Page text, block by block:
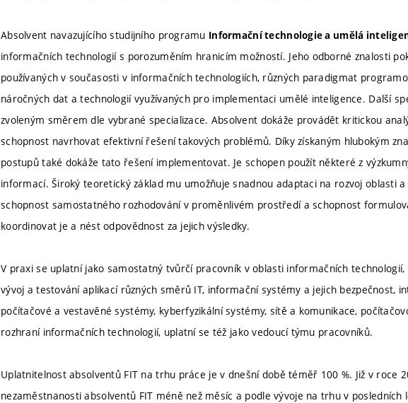
Absolvent navazujícího studijního programu Informační technologie a umělá
informačních technologií s porozuměním hranicím možností. Jeho odborné znalosti
používaných v současosti v informačních technologiích, různých paradigmat
náročných dat a technologií využívaných pro implementaci umělé inteligence. Další
zvoleným směrem dle vybrané specializace. Absolvent dokáže provádět kritickou
schopnost navrhovat efektivní řešení takových problémů. Díky získaným hlubokým
postupů také dokáže tato řešení implementovat. Je schopen použít některé z
informací. Široký teoretický základ mu umožňuje snadnou adaptaci na rozvoj oblasti
schopnost samostatného rozhodování v proměnlivém prostředí a schopnost
koordinovat je a nést odpovědnost za jejich výsledky.
V praxi se uplatní jako samostatný tvůrčí pracovník v oblasti informačních
vývoj a testování aplikací různých směrů IT, informační systémy a jejich bezpečnost,
počítačové a vestavěné systémy, kyberfyzikální systémy, sítě a komunikace,
rozhraní informačních technologií, uplatní se též jako vedoucí týmu pracovníků.
Uplatnitelnost absolventů FIT na trhu práce je v dnešní době téměř 100 %. Již v roce
nezaměstnanosti absolventů FIT méně než měsíc a podle vývoje na trhu v posledních